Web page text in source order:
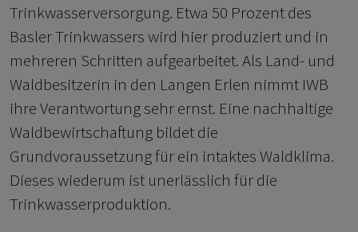
Trinkwasserversorgung. Etwa 50 Prozent des
Basler Trinkwassers wird hier produziert und in
mehreren Schritten aufgearbeitet. Als Land- und
Waldbesitzerin in den Langen Erlen nimmt IWB
ihre Verantwortung sehr ernst. Eine nachhaltige
Waldbewirtschaftung bildet die
Grundvoraussetzung für ein intaktes Waldklima.
Dieses wiederum ist unerlässlich für die
Trinkwasserproduktion.